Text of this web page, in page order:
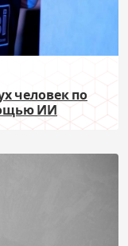
человек по
ИИ